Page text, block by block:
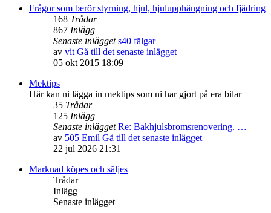
Frågor som berör styrning, hjul, hjulupphängning och fjädring
168 Trådar
867 Inlägg
Senaste inlägget s40 fälgar
av vit Gå till det senaste inlägget
05 okt 2015 18:09
Mektips
Här kan ni lägga in mektips som ni har gjort på era bilar
35 Trådar
125 Inlägg
Senaste inlägget Re: Bakhjulsbromsrenovering. …
av 505 Emil Gå till det senaste inlägget
22 jul 2026 21:31
Marknad köpes och säljes
Trådar
Inlägg
Senaste inlägget